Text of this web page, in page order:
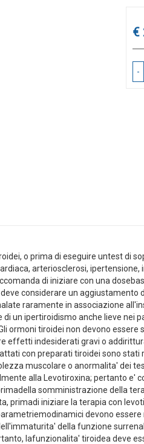
€
-
o prima di eseguire untest di
arteriosclerosi,
di iniziare con una
considerare un
raramente in associazione
un ipertiroidismo anche lieve nei
tiroidei non devono
effetti indesiderati gravi o
con preparati tiroidei sono
muscolare o anormalita' dei
alla Levotiroxina; pertanto e'
somministrazione della
iniziare la terapia con
devono
della funzione
lafunzionalita' tiroidea deve